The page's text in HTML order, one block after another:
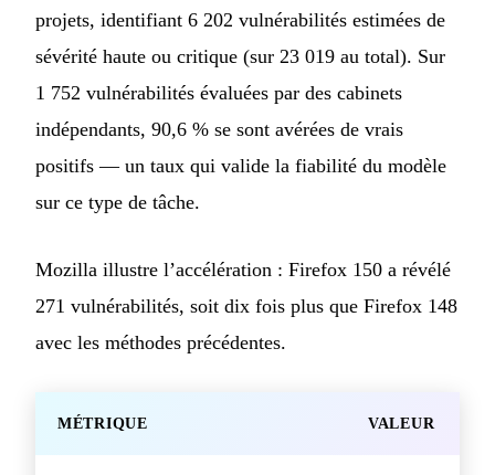
projets, identifiant 6 202 vulnérabilités estimées de
sévérité haute ou critique (sur 23 019 au total). Sur
1 752 vulnérabilités évaluées par des cabinets
indépendants, 90,6 % se sont avérées de vrais
positifs — un taux qui valide la fiabilité du modèle
sur ce type de tâche.
Mozilla illustre l’accélération : Firefox 150 a révélé
271 vulnérabilités, soit dix fois plus que Firefox 148
avec les méthodes précédentes.
MÉTRIQUE VALEUR